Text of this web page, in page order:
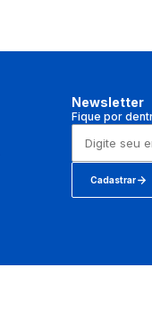
Newsletter
Fique por
Cadastrar